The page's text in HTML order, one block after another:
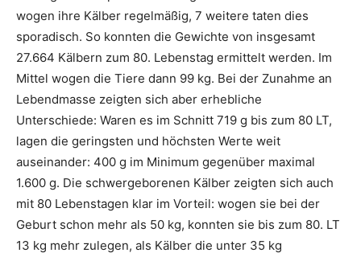
wogen ihre Kälber regelmäßig, 7 weitere taten dies
sporadisch. So konnten die Gewichte von insgesamt
27.664 Kälbern zum 80. Lebenstag ermittelt werden. Im
Mittel wogen die Tiere dann 99 kg. Bei der Zunahme an
Lebendmasse zeigten sich aber erhebliche
Unterschiede: Waren es im Schnitt 719 g bis zum 80 LT,
lagen die geringsten und höchsten Werte weit
auseinander: 400 g im Minimum gegenüber maximal
1.600 g. Die schwergeborenen Kälber zeigten sich auch
mit 80 Lebenstagen klar im Vorteil: wogen sie bei der
Geburt schon mehr als 50 kg, konnten sie bis zum 80. LT
13 kg mehr zulegen, als Kälber die unter 35 kg